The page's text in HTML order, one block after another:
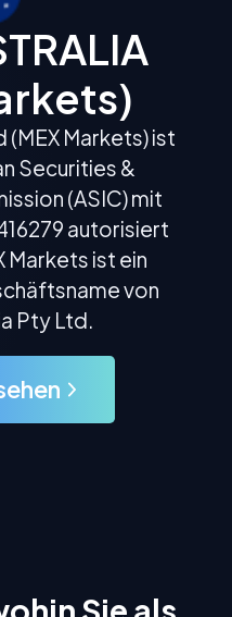
(MEX Markets) ist
Securities &
(ASIC) mit
autorisiert
Markets ist ein
von
Pty Ltd.
Sie als